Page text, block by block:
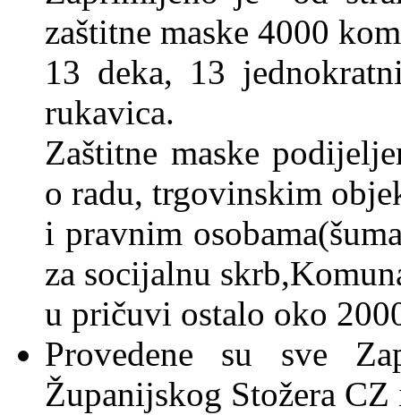
zaštitne maske 4000
13 deka, 13
rukavica.
Zaštitne maske
o radu, trgovinskim
i pravnim
za socijalnu
u pričuvi ostalo oko
Provedene su sve
Županijskog Stožera